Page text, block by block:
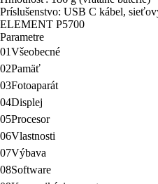
01Všeobecné
02Pamäť
03Fotoaparát
04 Displej
05Procesor
06Vlastnosti
07Výbava
08Software
09 Komunikácia a porty
10 Rozmery a hmotnosť
11Farba